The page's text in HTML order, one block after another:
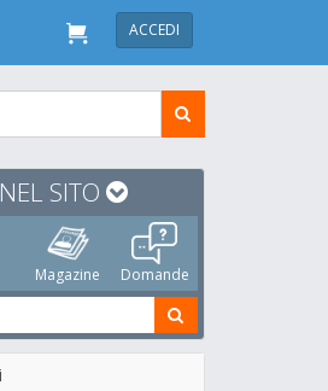
ACCEDI
SITO
Magazine Domande